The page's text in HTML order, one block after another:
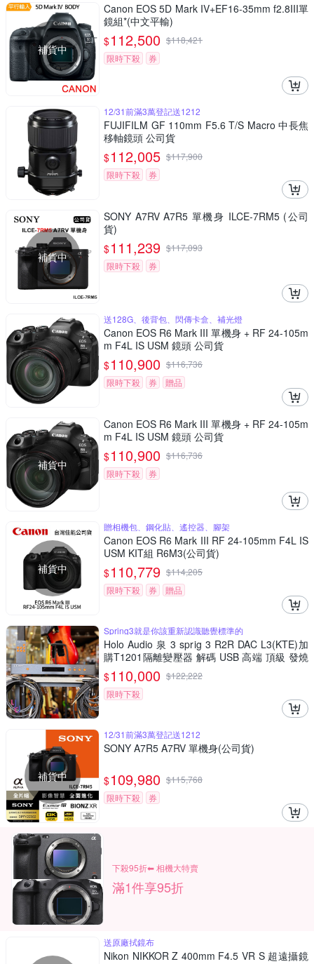
補貨中
Canon EOS 5D Mark IV+EF16-35mm f2.8III單
鏡組*(中文平輸)
$112,500 $118,421
限時下殺
券
12/31前滿3萬登記送1212
FUJIFILM GF 110mm F5.6 T/S Macro 中長焦
移軸鏡頭 公司貨
$112,005 $117,900
限時下殺
券
補貨中
SONY A7RV A7R5 單機身 ILCE-7RM5 (公司
貨)
$111,239 $117,093
限時下殺
券
送128G、後背包、閃傳卡盒、補光燈
Canon EOS R6 Mark III 單機身 + RF 24-105m
m F4L IS USM 鏡頭 公司貨
$110,900 $116,736
限時下殺
券 贈品
補貨中
Canon EOS R6 Mark III 單機身 + RF 24-105m
m F4L IS USM 鏡頭 公司貨
$110,900 $116,736
限時下殺
券
補貨中
贈相機包、鋼化貼、遙控器、腳架
Canon EOS R6 Mark III RF 24-105mm F4L IS
USM KIT組 R6M3(公司貨)
$110,779 $114,205
限時下殺
券 贈品
Spring3就是你該重新認識聽覺標準的
Holo Audio 泉 3 sprig 3 R2R DAC L3(KTE)加
購T1201隔離變壓器 解碼 USB 高端 頂級 發燒
三年保固
$110,000 $122,222
限時下殺
補貨中
12/31前滿3萬登記送1212
SONY A7R5 A7RV 單機身(公司貨)
$109,980 $115,768
限時下殺
券
下殺95折⬅︎ 相機大特賣
滿1件享95折
送原廠拭鏡布
Nikon NIKKOR Z 400mm F4.5 VR S 超遠攝鏡